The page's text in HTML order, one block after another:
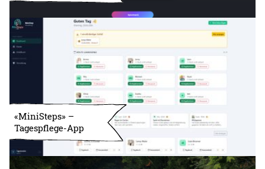
«MiniSteps» –
Tagespflege-App